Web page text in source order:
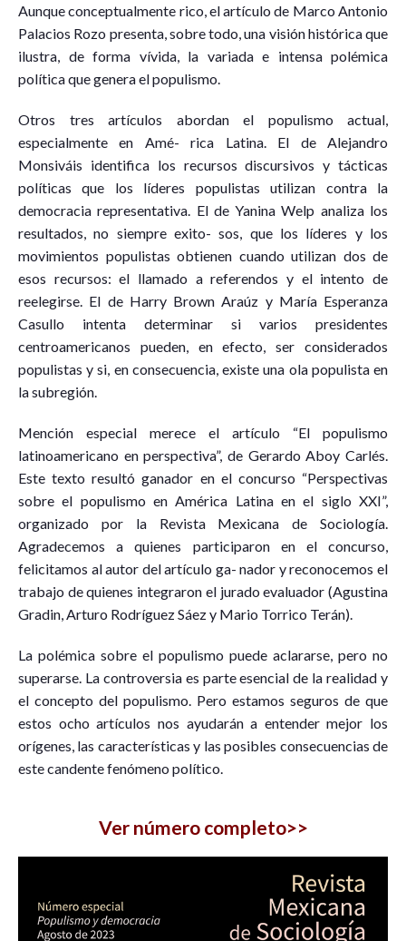
Aunque conceptualmente rico, el artículo de Marco Antonio
Palacios Rozo presenta, sobre todo, una visión histórica que
ilustra, de forma vívida, la variada e intensa polémica
política que genera el populismo.
Otros tres artículos abordan el populismo actual,
especialmente en Amé- rica Latina. El de Alejandro
Monsiváis identifica los recursos discursivos y tácticas
políticas que los líderes populistas utilizan contra la
democracia representativa. El de Yanina Welp analiza los
resultados, no siempre exito- sos, que los líderes y los
movimientos populistas obtienen cuando utilizan dos de
esos recursos: el llamado a referendos y el intento de
reelegirse. El de Harry Brown Araúz y María Esperanza
Casullo intenta determinar si varios presidentes
centroamericanos pueden, en efecto, ser considerados
populistas y si, en consecuencia, existe una ola populista en
la subregión.
Mención especial merece el artículo “El populismo
latinoamericano en perspectiva”, de Gerardo Aboy Carlés.
Este texto resultó ganador en el concurso “Perspectivas
sobre el populismo en América Latina en el siglo XXI”,
organizado por la Revista Mexicana de Sociología.
Agradecemos a quienes participaron en el concurso,
felicitamos al autor del artículo ga- nador y reconocemos el
trabajo de quienes integraron el jurado evaluador (Agustina
Gradin, Arturo Rodríguez Sáez y Mario Torrico Terán).
La polémica sobre el populismo puede aclararse, pero no
superarse. La controversia es parte esencial de la realidad y
el concepto del populismo. Pero estamos seguros de que
estos ocho artículos nos ayudarán a entender mejor los
orígenes, las características y las posibles consecuencias de
este candente fenómeno político.
Ver número completo>>